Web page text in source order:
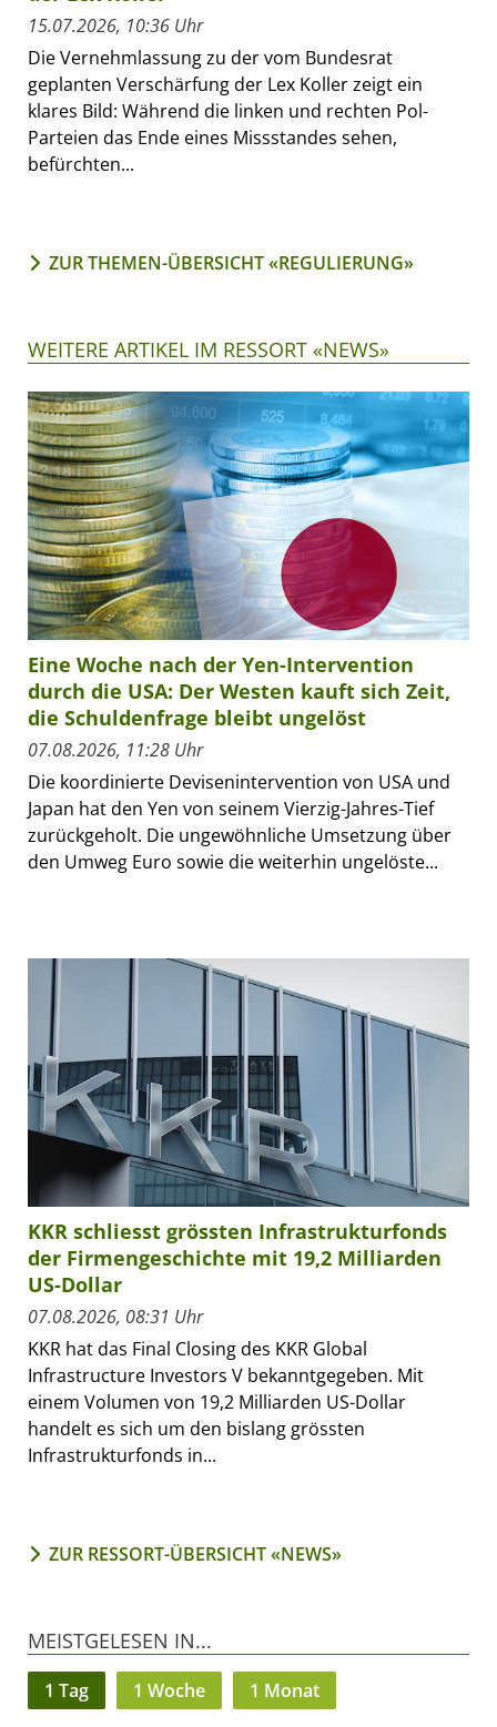
15.07.2026, 10:36 Uhr
Die Vernehmlassung zu der vom Bundesrat
geplanten Verschärfung der Lex Koller zeigt ein
klares Bild: Während die linken und rechten Pol-
Parteien das Ende eines Missstandes sehen,
befürchten...
ZUR THEMEN-ÜBERSICHT «REGULIERUNG»
WEITERE ARTIKEL IM RESSORT «NEWS»
Eine Woche nach der Yen-Intervention
durch die USA: Der Westen kauft sich Zeit,
die Schuldenfrage bleibt ungelöst
07.08.2026, 11:28 Uhr
Die koordinierte Devisenintervention von USA und
Japan hat den Yen von seinem Vierzig-Jahres-Tief
zurückgeholt. Die ungewöhnliche Umsetzung über
den Umweg Euro sowie die weiterhin ungelöste...
KKR schliesst grössten Infrastrukturfonds
der Firmengeschichte mit 19,2 Milliarden
US-Dollar
07.08.2026, 08:31 Uhr
KKR hat das Final Closing des KKR Global
Infrastructure Investors V bekanntgegeben. Mit
einem Volumen von 19,2 Milliarden US-Dollar
handelt es sich um den bislang grössten
Infrastrukturfonds in...
ZUR RESSORT-ÜBERSICHT «NEWS»
MEISTGELESEN IN...
1 Tag 1 Woche 1 Monat